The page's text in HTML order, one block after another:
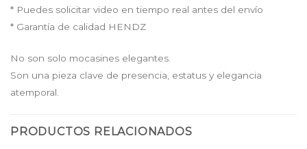
* Puedes solicitar video en tiempo real antes del envío
* Garantía de calidad HENDZ
No son solo mocasines elegantes.
Son una pieza clave de presencia, estatus y elegancia
atemporal.
PRODUCTOS RELACIONADOS